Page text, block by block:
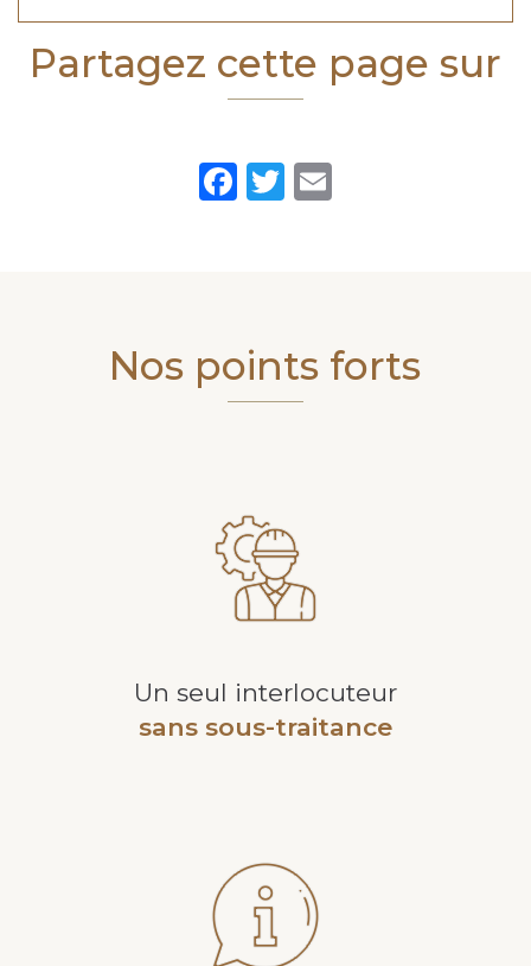
Partagez cette page sur
Facebook
Twitter
Nos points forts
Un seul interlocuteur
sans sous-traitance